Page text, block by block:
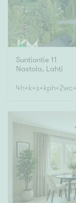
Suntiontie 11
Nastola, Lahti